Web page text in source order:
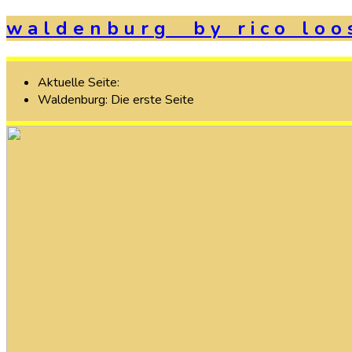
w a l d e n b u r g b y r i c o l o o
Aktuelle Seite:
Waldenburg: Die erste Seite